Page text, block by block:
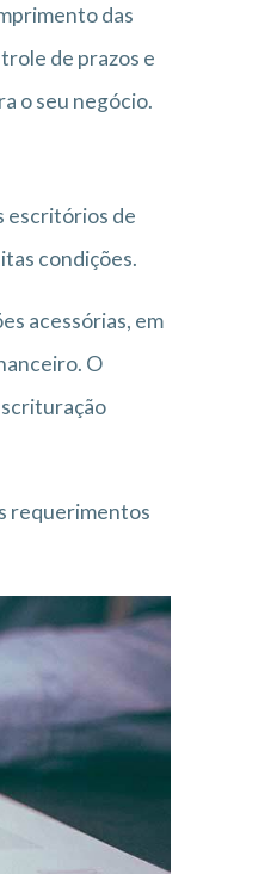
das
de prazos e
o seu negócio.
escritórios de
condições.
acessórias, em
O
requerimentos